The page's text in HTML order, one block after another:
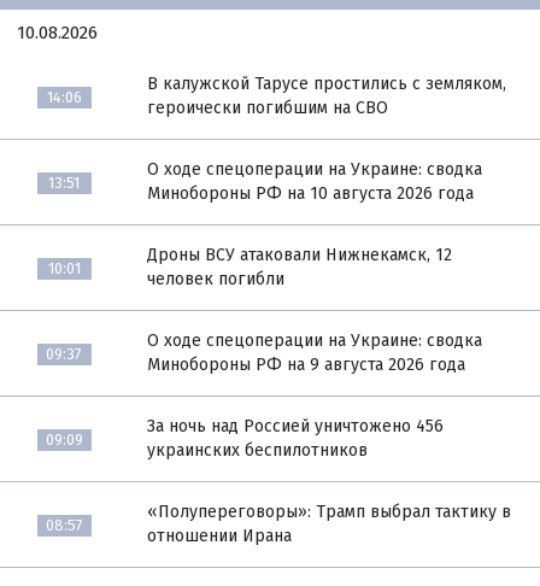
10.08.2026
14:06
В калужской Тарусе простились с земляком,
героически погибшим на СВО
13:51
О ходе спецоперации на Украине: сводка
Минобороны РФ на 10 августа 2026 года
10:01
Дроны ВСУ атаковали Нижнекамск, 12
человек погибли
09:37
О ходе спецоперации на Украине: сводка
Минобороны РФ на 9 августа 2026 года
09:09
За ночь над Россией уничтожено 456
украинских беспилотников
08:57
«Полупереговоры»: Трамп выбрал тактику в
отношении Ирана